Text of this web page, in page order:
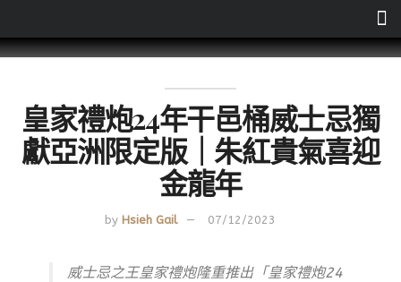
皇家禮炮24年干邑桶威士忌獨
獻亞洲限定版｜朱紅貴氣喜迎
金龍年
by Hsieh Gail 07/12/2023
威士忌之王皇家禮炮隆重推出「皇家禮炮24